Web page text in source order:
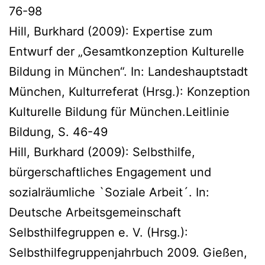
76-98
Hill, Burkhard (2009): Expertise zum
Entwurf der „Gesamtkonzeption Kulturelle
Bildung in München“. In: Landeshauptstadt
München, Kulturreferat (Hrsg.): Konzeption
Kulturelle Bildung für München.Leitlinie
Bildung, S. 46-49
Hill, Burkhard (2009): Selbsthilfe,
bürgerschaftliches Engagement und
sozialräumliche `Soziale Arbeit´. In:
Deutsche Arbeitsgemeinschaft
Selbsthilfegruppen e. V. (Hrsg.):
Selbsthilfegruppenjahrbuch 2009. Gießen,